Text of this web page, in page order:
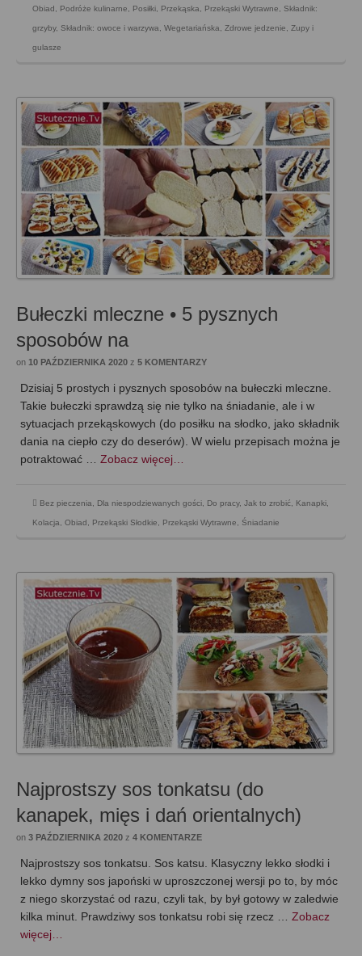
Obiad Podróże kulinarne Posiłki Przekąska Przekąski Wytrawne Składnik:
grzyby, Składnik: owoce i warzywa Wegetariańska Zdrowe jedzenie Zupy i
gulasze
Bułeczki mleczne • 5 pysznych
sposobów na
on 10 PAŹDZIERNIKA 2020 z 5 KOMENTARZY
Dzisiaj 5 prostych i pysznych sposobów na bułeczki mleczne.
Takie bułeczki sprawdzą się nie tylko na śniadanie, ale i w
sytuacjach przekąskowych (do posiłku na słodko, jako składnik
dania na ciepło czy do deserów). W wielu przepisach można je
potraktować … Zobacz więcej…
Bez pieczenia Dla niespodziewanych gości Do pracy, Jak to zrobić Kanapki
Kolacja Obiad Przekąski Słodkie Przekąski Wytrawne Śniadanie
Najprostszy sos tonkatsu (do
kanapek, mięs i dań orientalnych)
on 3 PAŹDZIERNIKA 2020 z 4 KOMENTARZE
Najprostszy sos tonkatsu. Sos katsu. Klasyczny lekko słodki i
lekko dymny sos japoński w uproszczonej wersji po to, by móc
z niego skorzystać od razu, czyli tak, by był gotowy w zaledwie
kilka minut. Prawdziwy sos tonkatsu robi się rzecz … Zobacz
więcej…